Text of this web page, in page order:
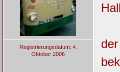
Registrierungsdatum: 4.
Oktober 2006